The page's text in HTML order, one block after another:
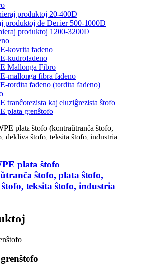
produktoj 20-400D
produktoj de Denier 500-1000D
produktoj 1200-3200D
kovrita fadeno
kudrofadeno
Mallonga Fibro
mallonga fibra fadeno
tordita fadeno (tordita fadeno)
tranĉorezista kaj eluziĝrezista ŝtofo
plata grenŝtofo
plata ŝtofo
ŝtofo, plata ŝtofo,
teksita ŝtofo, industria